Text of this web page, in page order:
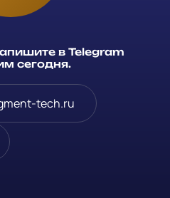
в Telegram
сегодня.
tech.ru